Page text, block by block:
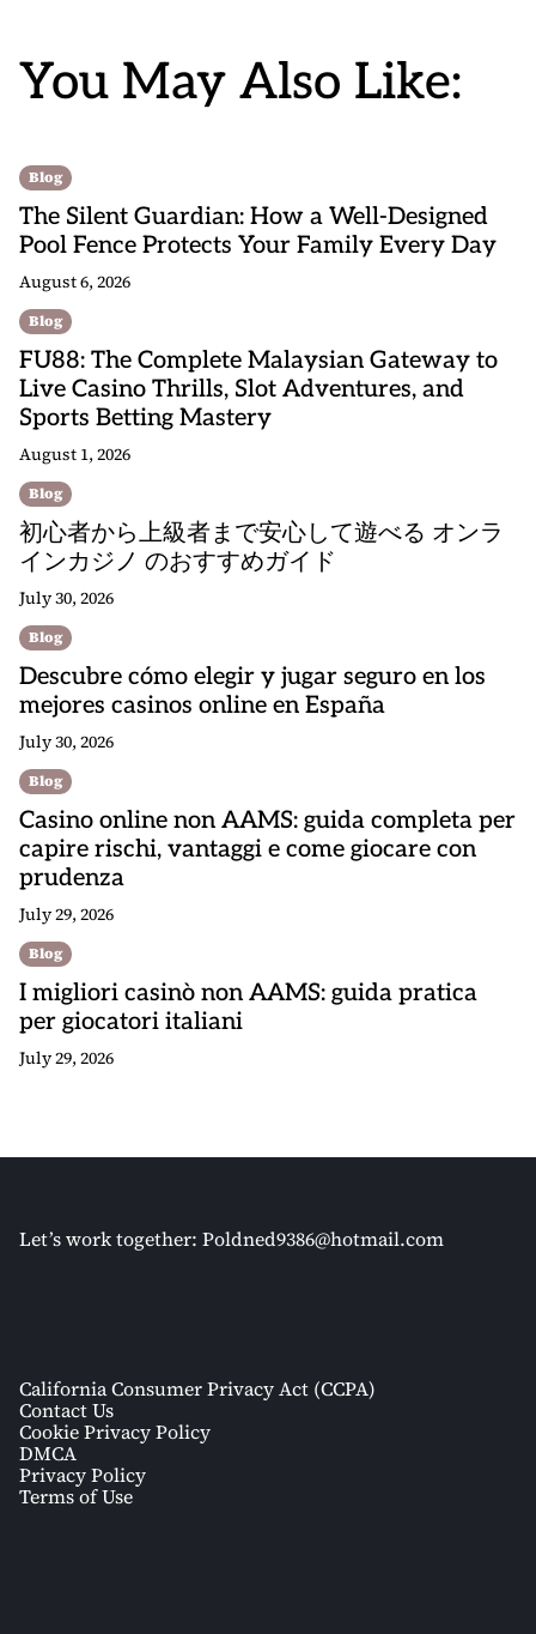
You May Also Like:
Blog
The Silent Guardian: How a Well-Designed
Pool Fence Protects Your Family Every Day
August 6, 2026
Blog
FU88: The Complete Malaysian Gateway to
Live Casino Thrills, Slot Adventures, and
Sports Betting Mastery
August 1, 2026
Blog
初心者から上級者まで安心して遊べる オンラ
インカジノ のおすすめガイド
July 30, 2026
Blog
Descubre cómo elegir y jugar seguro en los
mejores casinos online en España
July 30, 2026
Blog
Casino online non AAMS: guida completa per
capire rischi, vantaggi e come giocare con
prudenza
July 29, 2026
Blog
I migliori casinò non AAMS: guida pratica
per giocatori italiani
July 29, 2026
Let’s work together: Poldned9386@hotmail.com
California Consumer Privacy Act (CCPA)
Contact Us
Cookie Privacy Policy
DMCA
Privacy Policy
Terms of Use